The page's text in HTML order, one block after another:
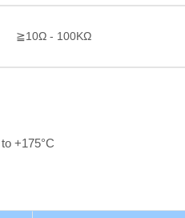
≧10Ω - 100KΩ
+175°C